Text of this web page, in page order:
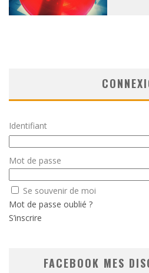
Identifiant
Mot de passe
Se souvenir de moi
Mot de passe oublié ?
S’inscrire
FACEBOOK MES